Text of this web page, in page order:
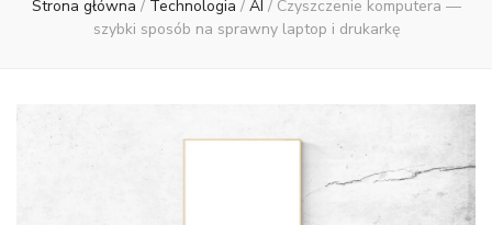
Strona główna / Technologia / AI / Czyszczenie komputera —
szybki sposób na sprawny laptop i drukarkę